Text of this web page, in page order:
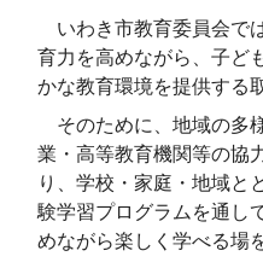
いわき市教育委員会で
育力を高めながら、子ど
かな教育環境を提供する
そのために、地域の多
業・高等教育機関等の協
り、学校・家庭・地域と
験学習プログラムを通し
めながら楽しく学べる場